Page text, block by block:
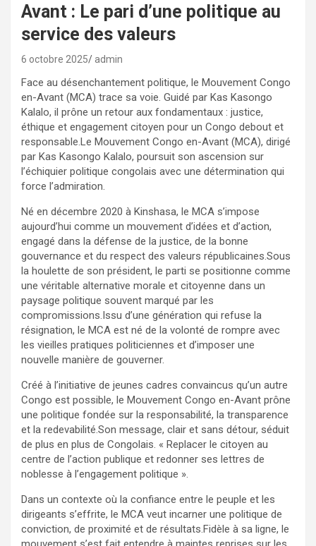
Avant : Le pari d’une politique au
service des valeurs
6 octobre 2025 admin
Face au désenchantement politique, le Mouvement Congo
en-Avant (MCA) trace sa voie. Guidé par Kas Kasongo
Kalalo, il prône un retour aux fondamentaux : justice,
éthique et engagement citoyen pour un Congo debout et
responsable.Le Mouvement Congo en-Avant (MCA), dirigé
par Kas Kasongo Kalalo, poursuit son ascension sur
l’échiquier politique congolais avec une détermination qui
force l’admiration.
Né en décembre 2020 à Kinshasa, le MCA s’impose
aujourd’hui comme un mouvement d’idées et d’action,
engagé dans la défense de la justice, de la bonne
gouvernance et du respect des valeurs républicaines.Sous
la houlette de son président, le parti se positionne comme
une véritable alternative morale et citoyenne dans un
paysage politique souvent marqué par les
compromissions.Issu d’une génération qui refuse la
résignation, le MCA est né de la volonté de rompre avec
les vieilles pratiques politiciennes et d’imposer une
nouvelle manière de gouverner.
Créé à l’initiative de jeunes cadres convaincus qu’un autre
Congo est possible, le Mouvement Congo en-Avant prône
une politique fondée sur la responsabilité, la transparence
et la redevabilité.Son message, clair et sans détour, séduit
de plus en plus de Congolais. « Replacer le citoyen au
centre de l’action publique et redonner ses lettres de
noblesse à l’engagement politique ».
Dans un contexte où la confiance entre le peuple et les
dirigeants s’effrite, le MCA veut incarner une politique de
conviction, de proximité et de résultats.Fidèle à sa ligne, le